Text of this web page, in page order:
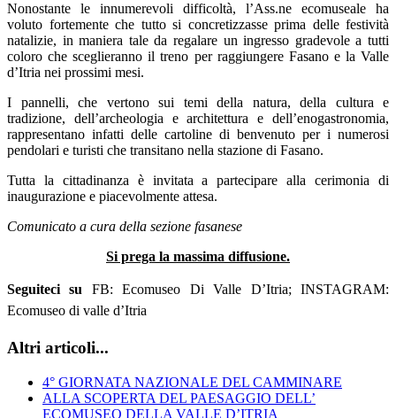
Nonostante le innumerevoli difficoltà, l’Ass.ne ecomuseale ha
voluto fortemente che tutto si concretizzasse prima delle festività
natalizie, in maniera tale da regalare un ingresso gradevole a tutti
coloro che sceglieranno il treno per raggiungere Fasano e la Valle
d’Itria nei prossimi mesi.
I pannelli, che vertono sui temi della natura, della cultura e
tradizione, dell’archeologia e architettura e dell’enogastronomia,
rappresentano infatti delle cartoline di benvenuto per i numerosi
pendolari e turisti che transitano nella stazione di Fasano.
Tutta la cittadinanza è invitata a partecipare alla cerimonia di
inaugurazione e piacevolmente attesa.
Comunicato a cura della sezione fasanese
Si prega la massima diffusione.
Seguiteci su FB: Ecomuseo Di Valle D’Itria; INSTAGRAM:
Ecomuseo di valle d’Itria
Altri articoli...
4° GIORNATA NAZIONALE DEL CAMMINARE
ALLA SCOPERTA DEL PAESAGGIO DELL’
ECOMUSEO DELLA VALLE D’ITRIA